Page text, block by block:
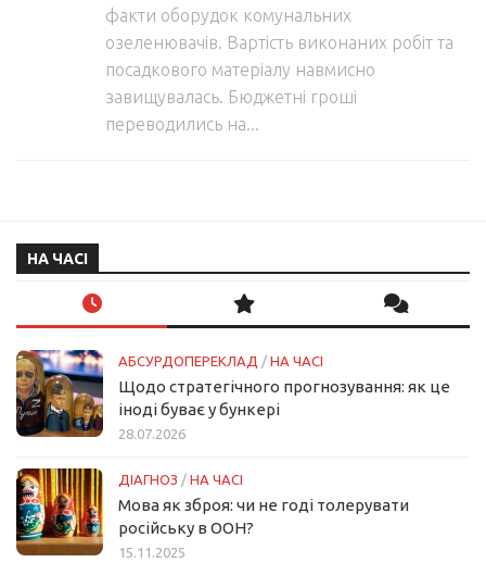
факти оборудок комунальних
озеленювачів. Вартість виконаних робіт та
посадкового матеріалу навмисно
завищувалась. Бюджетні гроші
переводились на...
НА ЧАСІ
АБСУРДОПЕРЕКЛАД / НА ЧАСІ
Щодо стратегічного прогнозування: як це
іноді буває у бункері
28.07.2026
ДІАГНОЗ / НА ЧАСІ
Мова як зброя: чи не годі толерувати
російську в ООН?
15.11.2025